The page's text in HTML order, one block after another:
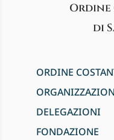
di
ORDINE
DELEGAZIONI
FONDAZIONE